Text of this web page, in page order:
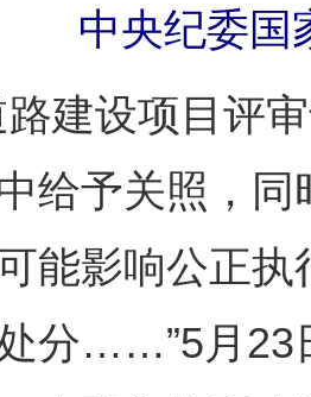
中央纪委国
设项目评审
给予关照，
能影响公正
分……”5月23